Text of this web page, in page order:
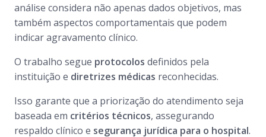
análise considera não apenas dados objetivos, mas
também aspectos comportamentais que podem
indicar agravamento clínico.
O trabalho segue protocolos definidos pela
instituição e diretrizes médicas reconhecidas.
Isso garante que a priorização do atendimento seja
baseada em critérios técnicos, assegurando
respaldo clínico e segurança jurídica para o hospital.